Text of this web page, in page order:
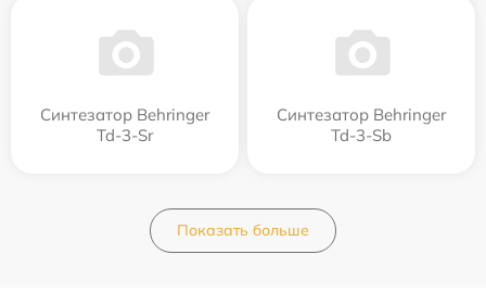
Синтезатор Behringer
Td-3-Sr
Синтезатор Behringer
Td-3-Sb
Показать больше